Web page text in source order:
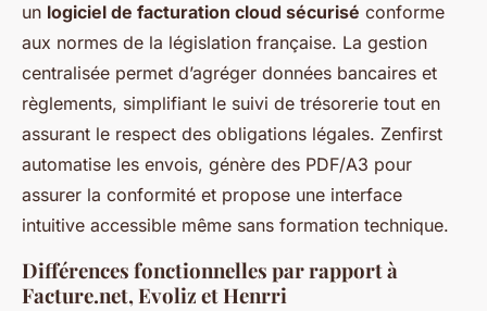
un logiciel de facturation cloud sécurisé conforme
aux normes de la législation française. La gestion
centralisée permet d’agréger données bancaires et
règlements, simplifiant le suivi de trésorerie tout en
assurant le respect des obligations légales. Zenfirst
automatise les envois, génère des PDF/A3 pour
assurer la conformité et propose une interface
intuitive accessible même sans formation technique.
Différences fonctionnelles par rapport à
Facture.net, Evoliz et Henrri